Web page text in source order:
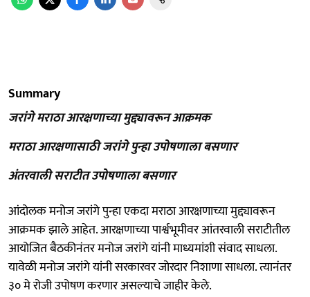
Summary
जरांगे मराठा आरक्षणाच्या मुद्द्यावरून आक्रमक
मराठा आरक्षणासाठी जरांगे पुन्हा उपोषणाला बसणार
अंतरवाली सराटीत उपोषणाला बसणार
आंदोलक मनोज जरांगे पुन्हा एकदा मराठा आरक्षणाच्या मुद्द्यावरून
आक्रमक झाले आहेत. आरक्षणाच्या पार्श्वभूमीवर आंतरवाली सराटीतील
आयोजित बैठकीनंतर मनोज जरांगे यांनी माध्यमांशी संवाद साधला.
यावेळी मनोज जरांगे यांनी सरकारवर जोरदार निशाणा साधला. त्यानंतर
३० मे रोजी उपोषण करणार असल्याचे जाहीर केले.